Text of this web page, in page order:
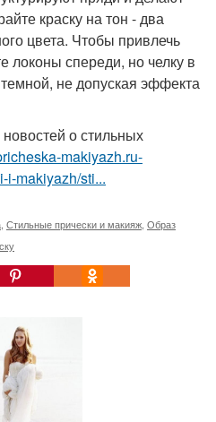
краску на тон - два
цвета. Чтобы привлечь
локоны спереди, но челку в
не допуская эффекта
о стильных
makiyazh.ru-
i-makiyazh/sti...
Стильные прически и макияж Образ